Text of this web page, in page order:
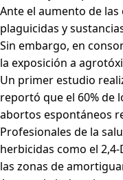
Ante el aumento de
plaguicidas y
Sin embargo, en
la exposición a
Un primer estudio
reportó que el 60% de
abortos espontáneos
Profesionales de la
herbicidas como el
las zonas de